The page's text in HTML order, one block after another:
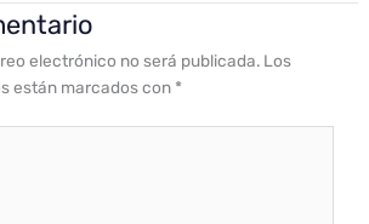
electrónico no será publicada. Los
están marcados con *